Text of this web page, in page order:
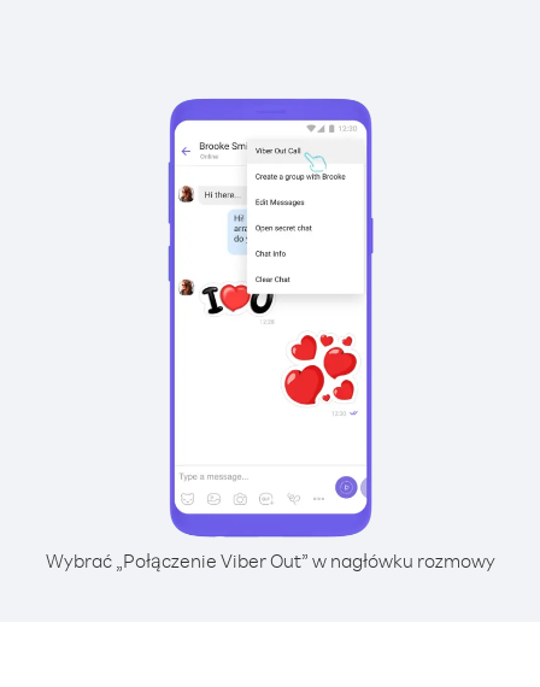
Wybrać „Połączenie Viber Out” w nagłówku rozmowy